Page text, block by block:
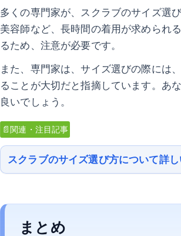
多くの専門家が、スクラブのサイズ選
美容師など、長時間の着用が求められ
るため、注意が必要です。
また、専門家は、サイズ選びの際には
ることが大切だと指摘しています。あ
良いでしょう。
📄関連・注目記事
スクラブのサイズ選び方について詳
まとめ